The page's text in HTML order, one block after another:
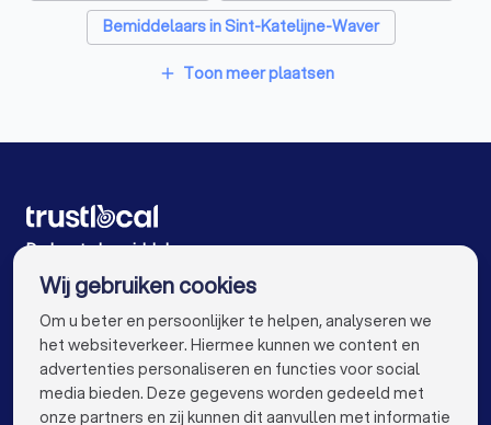
Bemiddelaars in Sint-Katelijne-Waver
Bemiddelaars in Putte
Bemiddelaars in Westerlo
Bemiddelaars in Brugge
Bemiddelaars in Leuven
Bemiddelaars in Aalst
Bemiddelaars in Mechelen
Bemiddelaars in Kortrijk
Bemiddelaars in Hasselt
Bemiddelaars in Sint-Niklaas
Bemiddelaars in Genk
add Toon meer plaatsen
De beste bemiddelaars voor u
Wij gebruiken cookies
Om u beter en persoonlijker te helpen, analyseren we
het websiteverkeer. Hiermee kunnen we content en
advertenties personaliseren en functies voor social
media bieden. Deze gegevens worden gedeeld met
onze partners en zij kunnen dit aanvullen met informatie